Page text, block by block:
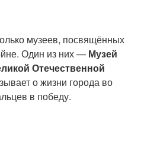
музеев, посвящённых
Один из них — Музей
Отечественной
о жизни города во
в победу.